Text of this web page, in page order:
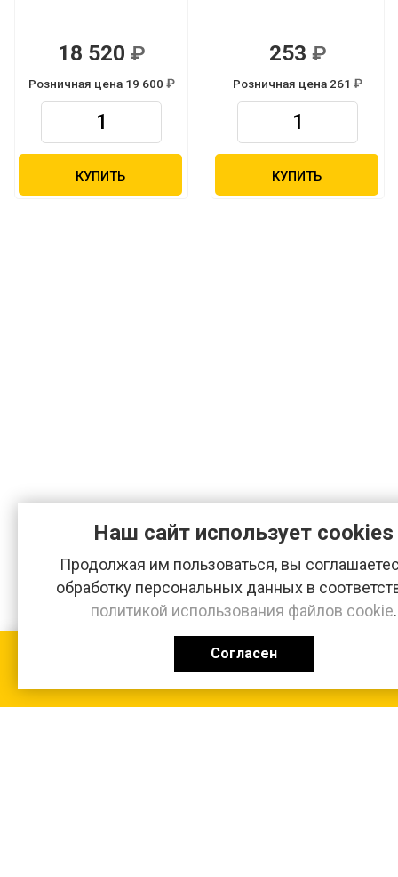
18 520
Розничная цена 19 600
КУПИТЬ
253
Розничная цена 261
КУПИТЬ
Р
Р Р
Наш сайт использует cookies
Продолжая им пользоваться, вы
обработку персональных данных в
политикой использования файлов cookie.
Согласен